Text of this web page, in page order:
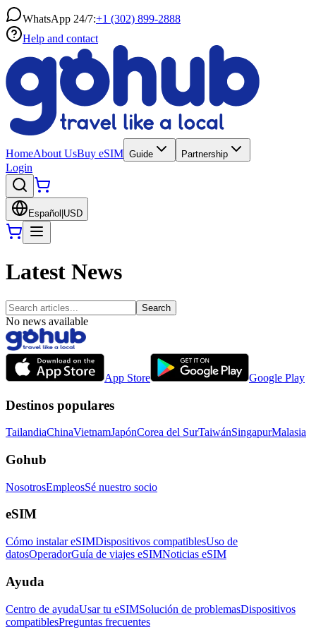
WhatsApp 24/7:+1 (302) 899-2888
Help and contact
HomeAbout UsBuy eSIM Guide Partnership
Login
Español USD
Latest News
Search
No news available
App Store Google Play
Destinos populares
TailandiaChinaVietnamJapónCorea del SurTaiwánSingapurMalasia
Gohub
NosotrosEmpleosSé nuestro socio
eSIM
Cómo instalar eSIMDispositivos compatiblesUso de
datosOperadorGuía de viajes eSIMNoticias eSIM
Ayuda
Centro de ayudaUsar tu eSIMSolución de problemasDispositivos
compatiblesPreguntas frecuentes